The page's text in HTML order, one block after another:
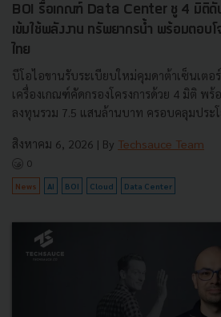
BOI รื้อเกณฑ์ Data Center ชู 4 มิติดั
เข้มใช้พลังงาน ทรัพยากรน้ำ พร้อมตอบโ
ไทย
บีโอไอขานรับระเบียบใหม่คุมดาต้าเซ็นเต
เครื่องเกณฑ์คัดกรองโครงการด้วย 4 มิติ พร้
ลงทุนรวม 7.5 แสนล้านบาท ครอบคลุมประ
สิงหาคม 6, 2026 | By Techsauce Team
0
News AI BOI Cloud Data Center